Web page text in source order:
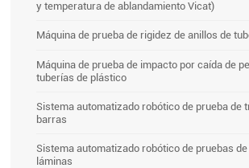
y temperatura de ablandamiento Vicat)
Máquina de prueba de rigidez de anillos de
Máquina de prueba de impacto por caída de
tuberías de plástico
Sistema automatizado robótico de prueba de
barras
Sistema automatizado robótico de pruebas
láminas